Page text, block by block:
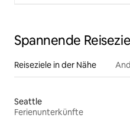
Spannende
Reiseziele in der Nähe
Seattle
Ferienunterkünfte